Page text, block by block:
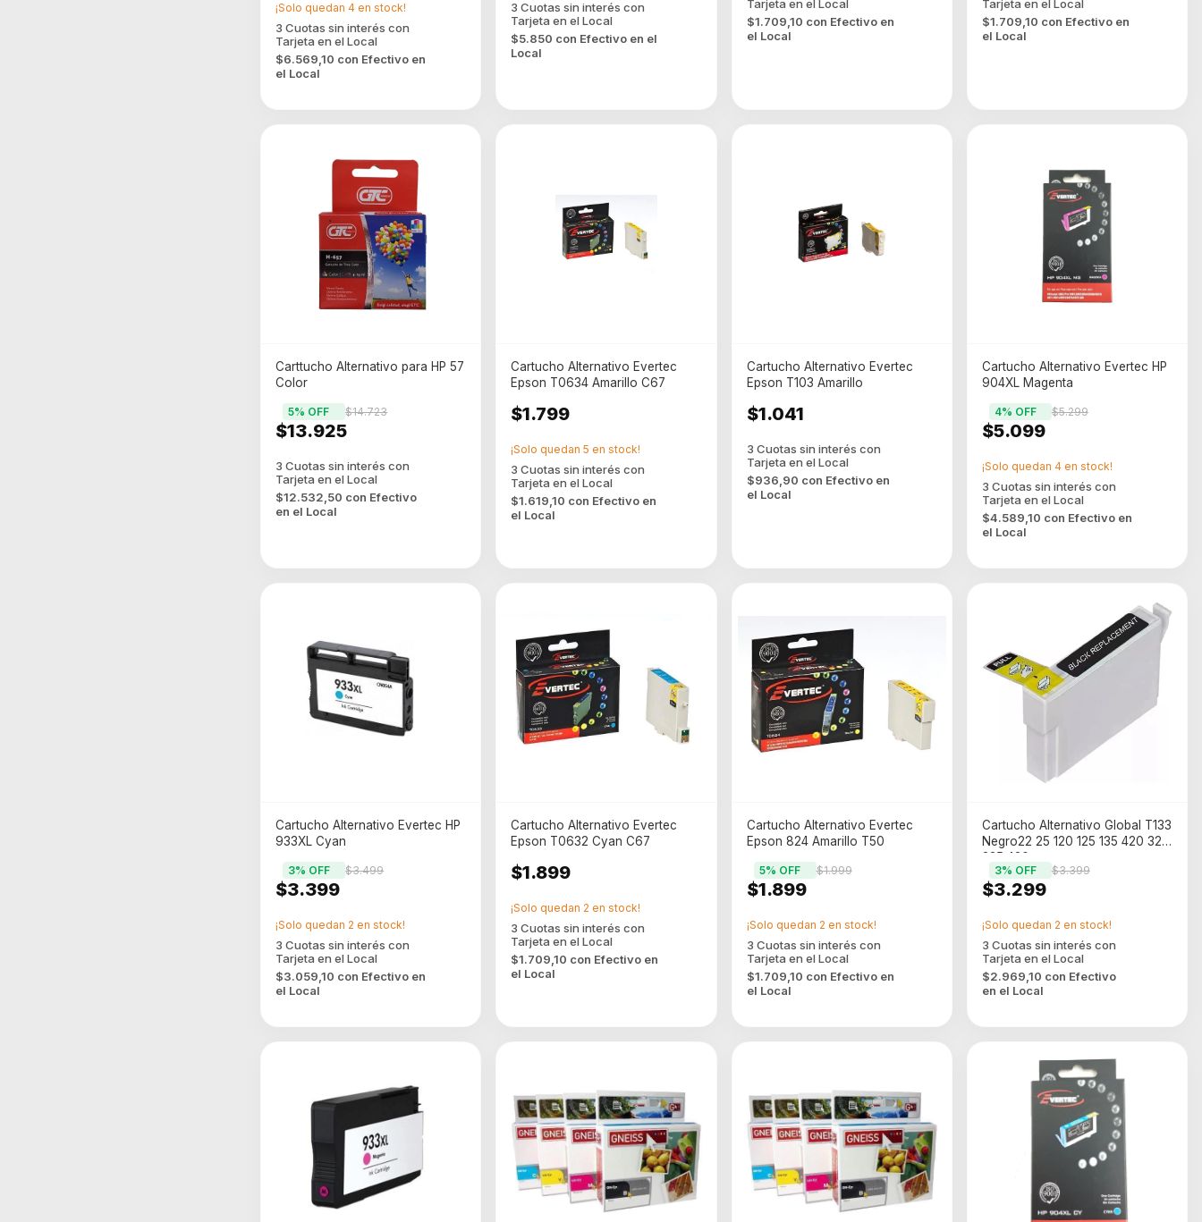
$6.569,10 con Efectivo en
el Local
¡Solo quedan4 en stock!
$5.850 con Efectivo en el
Local
$1.709,10 con Efectivo en
el Local
$1.709,10 con Efectivo en
el Local
Carttucho Alternativo para HP 57
Color
$13.925
$14.723
5% OFF
$12.532,50 con Efectivo
en el Local
Cartucho Alternativo Evertec
Epson T0634 Amarillo C67
$1.799
$1.619,10 con Efectivo en
el Local
¡Solo quedan5 en stock!
Cartucho Alternativo Evertec
Epson T103 Amarillo
$1.041
$936,90 con Efectivo en
el Local
Cartucho Alternativo Evertec HP
904XL Magenta
$5.099
$5.299
4% OFF
$4.589,10 con Efectivo en
el Local
¡Solo quedan 4en stock!
Cartucho Alternativo Evertec HP
933XL Cyan
$3.399
$3.499
3% OFF
$3.059,10 con Efectivo en
el Local
¡Solo quedan 2 en stock!
Cartucho Alternativo Evertec
Epson T0632 Cyan C67
$1.899
$1.709,10 con Efectivo en
el Local
¡Solo quedan 2 en stock!
Cartucho Alternativo Evertec
Epson 824 Amarillo T50
$1.899
$1.999
5% OFF
$1.709,10 con Efectivo en
el Local
¡Solo quedan 2 en stock!
Cartucho Alternativo Global T133
Negro22 25 120 125 135 420 320
235 430
$3.299
$3.399
3% OFF
$2.969,10 con Efectivo
en el Local
¡Solo quedan 2 en stock!